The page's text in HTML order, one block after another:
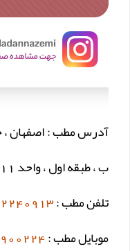
آدرس مطب : اصفهان ،
ب ، طبقه اول ، واحد 111
تلفن مطب :- 031
موبایل مطب :